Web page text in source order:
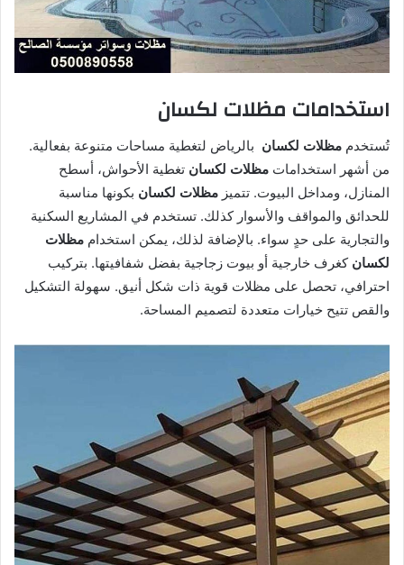
استخدامات مظلات لكسان
تُستخدم مظلات لكسان بالرياض لتغطية مساحات متنوعة بفعالية.
من أشهر استخدامات مظلات لكسان تغطية الأحواش، أسطح
المنازل، ومداخل البيوت. تتميز مظلات لكسان بكونها مناسبة
للحدائق والمواقف والأسوار كذلك. تستخدم في المشاريع السكنية
والتجارية على حدٍ سواء. بالإضافة لذلك، يمكن استخدام مظلات
لكسان كغرف خارجية أو بيوت زجاجية بفضل شفافيتها. بتركيب
احترافي، تحصل على مظلات قوية ذات شكل أنيق. سهولة التشكيل
والقص تتيح خيارات متعددة لتصميم المساحة.